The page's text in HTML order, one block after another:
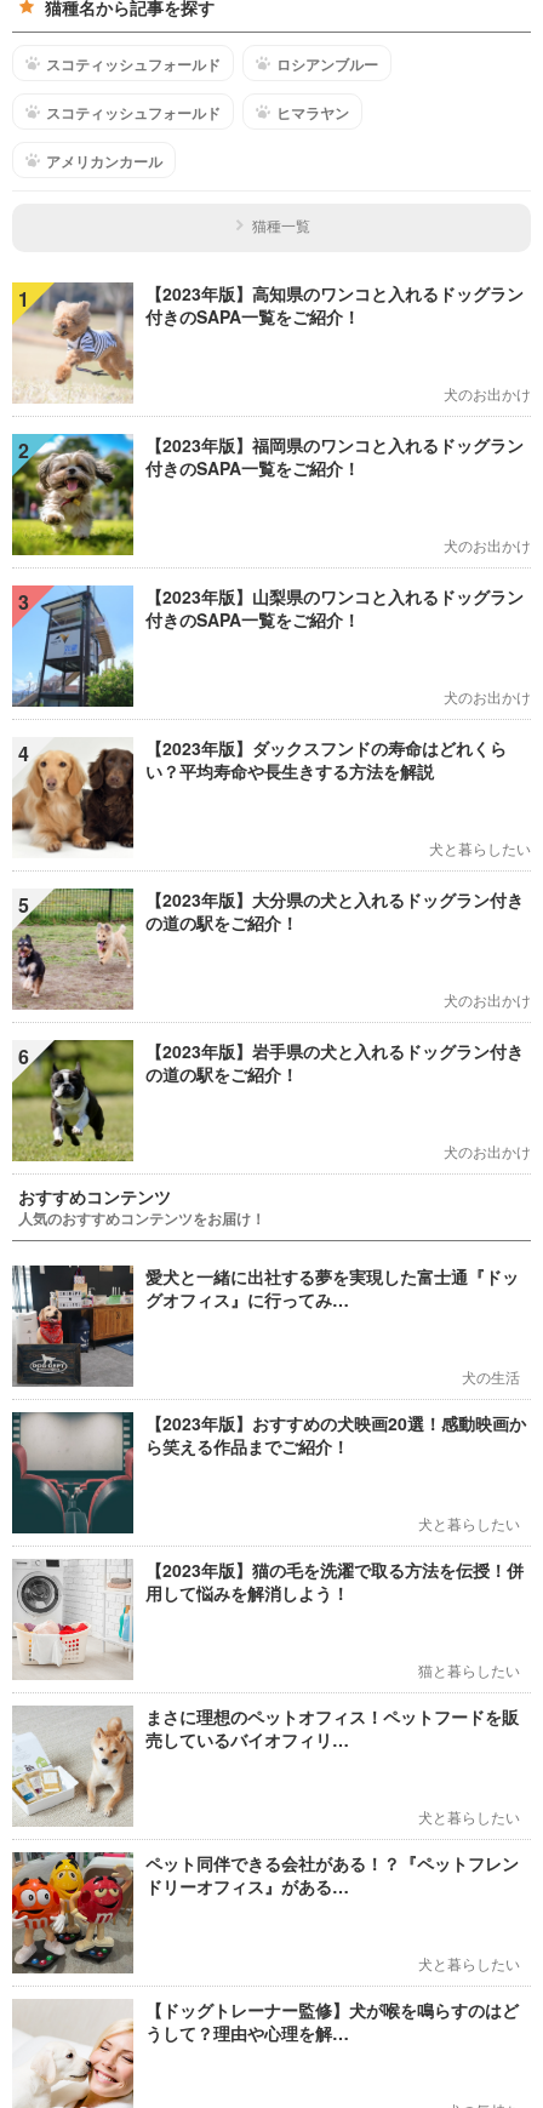
猫種名から記事を探す
スコティッシュフォールド ロシアンブルー
スコティッシュフォールド ヒマラヤン
アメリカンカール
猫種一覧
1
【2023年版】高知県のワンコと入れるドッグラン
付きのSAPA一覧をご紹介！
犬のお出かけ
2
【2023年版】福岡県のワンコと入れるドッグラン
付きのSAPA一覧をご紹介！
犬のお出かけ
3
【2023年版】山梨県のワンコと入れるドッグラン
付きのSAPA一覧をご紹介！
犬のお出かけ
4
【2023年版】ダックスフンドの寿命はどれくら
い？平均寿命や長生きする方法を解説
犬と暮らしたい
5
【2023年版】大分県の犬と入れるドッグラン付き
の道の駅をご紹介！
犬のお出かけ
6
【2023年版】岩手県の犬と入れるドッグラン付き
の道の駅をご紹介！
犬のお出かけ
おすすめコンテンツ
人気のおすすめコンテンツをお届け！
愛犬と一緒に出社する夢を実現した富士通『ドッ
グオフィス』に行ってみ…
犬の生活
【2023年版】おすすめの犬映画20選！感動映画か
ら笑える作品までご紹介！
犬と暮らしたい
【2023年版】猫の毛を洗濯で取る方法を伝授！併
用して悩みを解消しよう！
猫と暮らしたい
まさに理想のペットオフィス！ペットフードを販
売しているバイオフィリ…
犬と暮らしたい
ペット同伴できる会社がある！？『ペットフレン
ドリーオフィス』がある…
犬と暮らしたい
【ドッグトレーナー監修】犬が喉を鳴らすのはど
うして？理由や心理を解…